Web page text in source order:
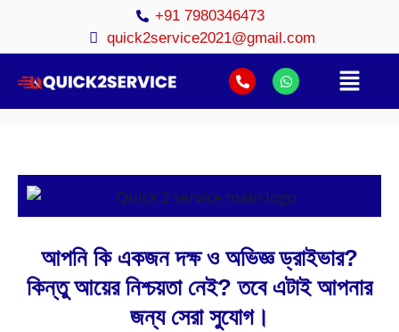
+91 7980346473
quick2service2021@gmail.com
আপনি কি একজন দক্ষ ও অভিজ্ঞ ড্রাইভার?
কিন্তু আয়ের নিশ্চয়তা নেই? তবে এটাই আপনার
জন্য সেরা সুযোগ।